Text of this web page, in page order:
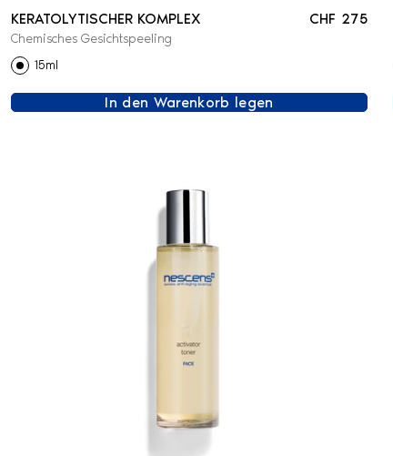
KERATOLYTISCHER KOMPLEX
Chemisches Gesichtspeeling
CHF 275
15ml
In den Warenkorb legen